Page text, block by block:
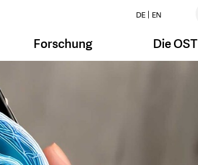
DE EN
Forschung Die OST